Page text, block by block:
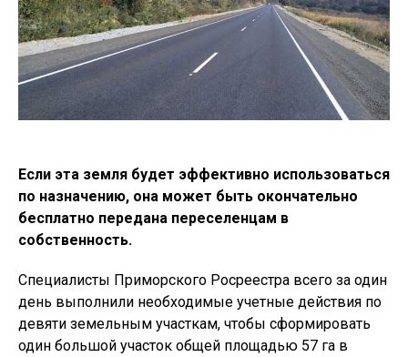
Если эта земля будет эффективно использоваться
по назначению, она может быть окончательно
бесплатно передана переселенцам в
собственность.
Специалисты Приморского Росреестра всего за один
день выполнили необходимые учетные действия по
девяти земельным участкам, чтобы сформировать
один большой участок общей площадью 57 га в